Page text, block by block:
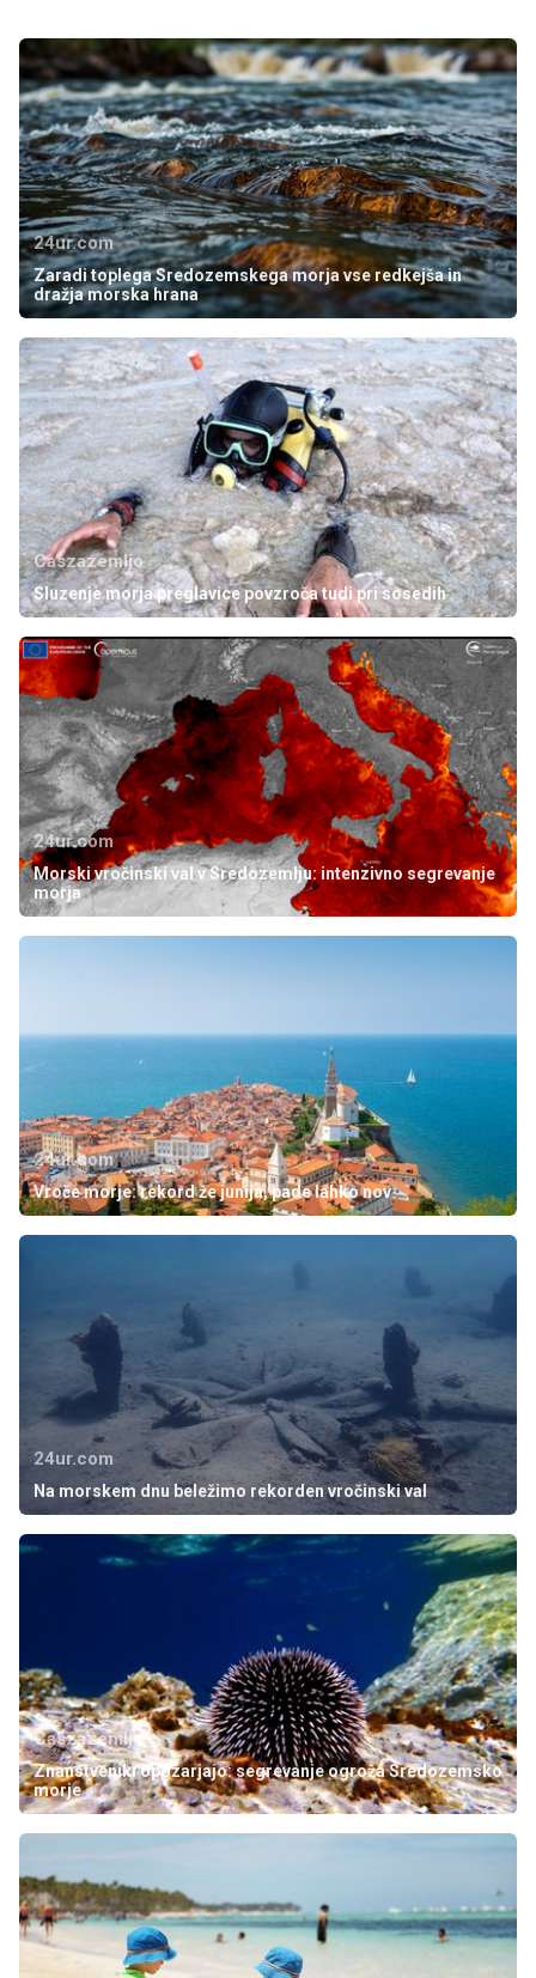
24ur.com
Zaradi toplega Sredozemskega morja vse redkejša in
dražja morska hrana
Caszazemljo
Sluzenje morja preglavice povzroča tudi pri sosedih
24ur.com
Morski vročinski val v Sredozemlju: intenzivno segrevanje
morja
24ur.com
Vroče morje: rekord že junija, pade lahko nov
24ur.com
Na morskem dnu beležimo rekorden vročinski val
Caszazemljo
Znanstveniki opozarjajo: segrevanje ogroža Sredozemsko
morje